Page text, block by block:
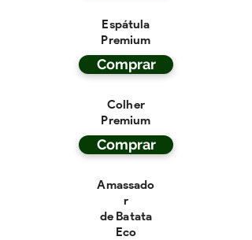
Espátula
Premium
Comprar
Colher
Premium
Comprar
Amassado
r
de Batata
Eco